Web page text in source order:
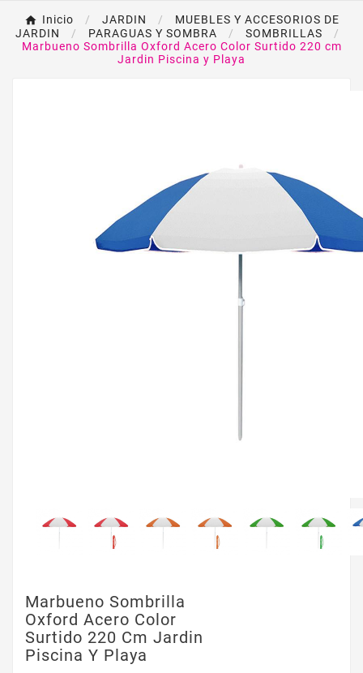
Inicio JARDIN
MUEBLES Y ACCESORIOS DE
JARDIN
PARAGUAS Y SOMBRA
SOMBRILLAS
Marbueno Sombrilla Oxford Acero Color Surtido 220 cm
Jardin Piscina y Playa
Marbueno Sombrilla
Oxford Acero Color
Surtido 220 Cm Jardin
Piscina Y Playa